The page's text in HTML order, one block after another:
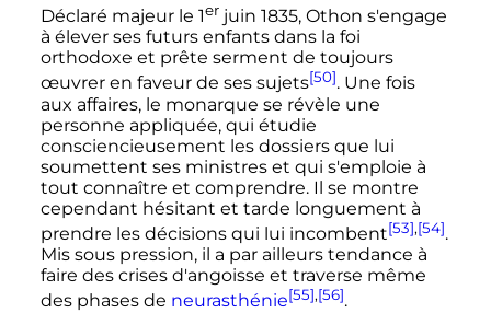
Déclaré majeur le 1er juin 1835, Othon s'engage
à élever ses futurs enfants dans la foi
orthodoxe et prête serment de toujours
œuvrer en faveur de ses sujets[50]. Une fois
aux affaires, le monarque se révèle une
personne appliquée, qui étudie
consciencieusement les dossiers que lui
soumettent ses ministres et qui s'emploie à
tout connaître et comprendre. Il se montre
cependant hésitant et tarde longuement à
prendre les décisions qui lui incombent[53],[54].
Mis sous pression, il a par ailleurs tendance à
faire des crises d'angoisse et traverse même
des phases de neurasthénie[55],[56].